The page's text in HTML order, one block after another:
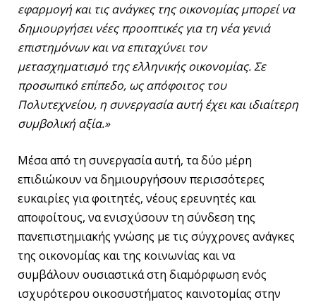
εφαρμογή και τις ανάγκες της οικονομίας μπορεί να
δημιουργήσει νέες προοπτικές για τη νέα γενιά
επιστημόνων και να επιταχύνει τον
μετασχηματισμό της ελληνικής οικονομίας. Σε
προσωπικό επίπεδο, ως απόφοιτος του
Πολυτεχνείου, η συνεργασία αυτή έχει και ιδιαίτερη
συμβολική αξία.»
Μέσα από τη συνεργασία αυτή, τα δύο μέρη
επιδιώκουν να δημιουργήσουν περισσότερες
ευκαιρίες για φοιτητές, νέους ερευνητές και
αποφοίτους, να ενισχύσουν τη σύνδεση της
πανεπιστημιακής γνώσης με τις σύγχρονες ανάγκες
της οικονομίας και της κοινωνίας και να
συμβάλουν ουσιαστικά στη διαμόρφωση ενός
ισχυρότερου οικοσυστήματος καινοτομίας στην